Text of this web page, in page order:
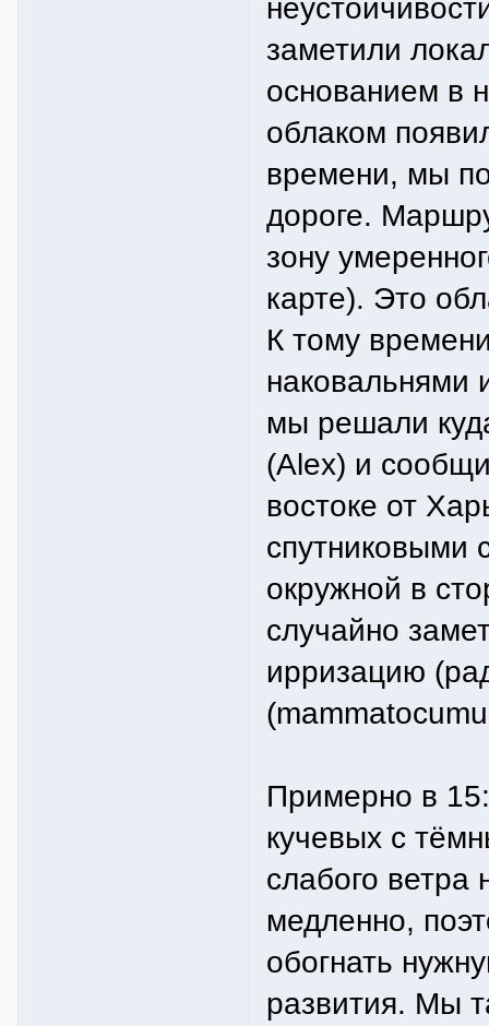
заметили
основанием в
облаком
времени, мы
дороге.
зону
карте). Это
К тому
наковальнями
мы решали
(Alex) и
востоке от
спутниковыми
окружной в
случайно
ирризацию
Примерно в
кучевых с
слабого ветра
медленно,
обогнать
развития. Мы